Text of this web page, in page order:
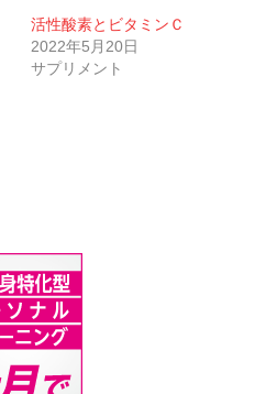
活性酸素とビタミンＣ
2022年5月20日
サプリメント